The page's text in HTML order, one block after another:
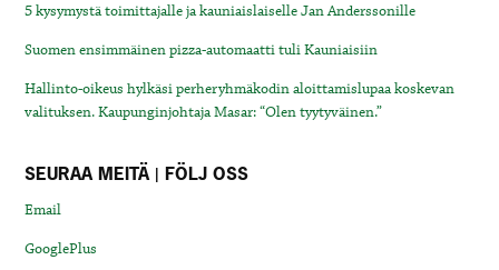
5 kysymystä toimittajalle ja kauniaislaiselle Jan Anderssonille
Suomen ensimmäinen pizza-automaatti tuli Kauniaisiin
Hallinto-oikeus hylkäsi perheryhmäkodin aloittamislupaa koskevan
valituksen. Kaupunginjohtaja Masar: “Olen tyytyväinen.”
SEURAA MEITÄ | FÖLJ OSS
Email
GooglePlus